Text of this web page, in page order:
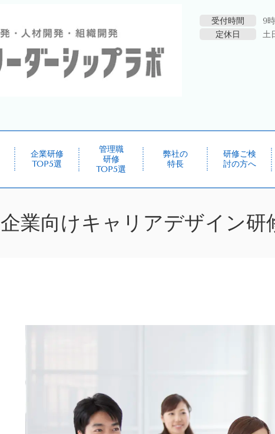
受付時間
9
定休日
土
企業研修
TOP5選
管理職
研修
TOP5選
弊社の
特長
研修ご検
討の方へ
企業向けキャリアデザイン研